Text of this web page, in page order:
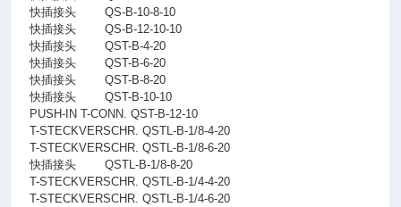
快插接头
QS-B-10-8-10
快插接头
QS-B-12-10-10
快插接头
QST-B-4-20
快插接头
QST-B-6-20
快插接头
QST-B-8-20
快插接头
QST-B-10-10
PUSH-IN T-CONN. QST-B-12-10
T-STECKVERSCHR. QSTL-B-1/8-4-20
T-STECKVERSCHR. QSTL-B-1/8-6-20
快插接头
QSTL-B-1/8-8-20
T-STECKVERSCHR. QSTL-B-1/4-4-20
T-STECKVERSCHR. QSTL-B-1/4-6-20